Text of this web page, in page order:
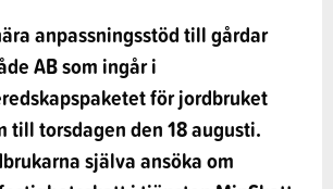
anpassningsstöd till gårdar
AB som ingår i
för jordbruket
till torsdagen den 18 augusti.
själva ansöka om